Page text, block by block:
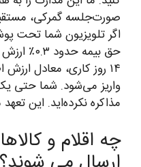
صورت‌جلسه گمرکی،
اگر تلویزیون شما تحت
۱۴ روز کاری، معادل
واریز می‌شود. شما حتی
مذاکره نکرده‌اید. این
چه اقلام و